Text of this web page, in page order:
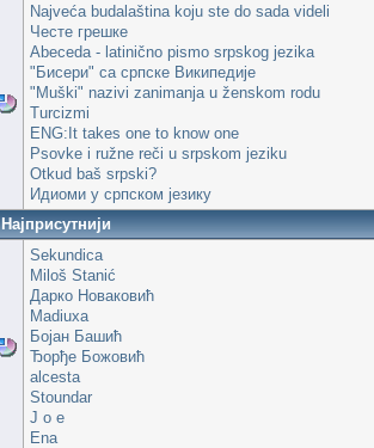
Najveća budalaština koju ste do sada videli
Честе грешке
Abeceda - latinično pismo srpskog jezika
"Бисери" са српске Википедије
"Muški" nazivi zanimanja u ženskom rodu
Turcizmi
ENG:It takes one to know one
Psovke i ružne reči u srpskom jeziku
Otkud baš srpski?
Идиоми у српском језику
Најприсутнији
Sekundica
Miloš Stanić
Дарко Новаковић
Madiuxa
Бојан Башић
Ђорђе Божовић
alcesta
Stoundar
J o e
Ena